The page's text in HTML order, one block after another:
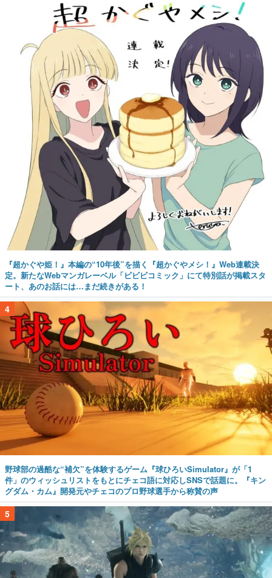
『超かぐや姫！』本編の“10年後”を描く『超かぐやメシ！』Web連載決
定。新たなWebマンガレーベル「ビビビコミック」にて特別話が掲載スタ
ート、あのお話には…まだ続きがある！
4
野球部の過酷な“補欠”を体験するゲーム『球ひろいSimulator』が「1
件」のウィッシュリストをもとにチェコ語に対応しSNSで話題に。『キン
グダム・カム』開発元やチェコのプロ野球選手から称賛の声
5